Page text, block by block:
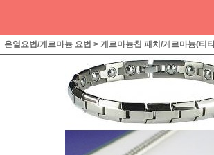
온열요법/게르마늄 요법 > 게르마늄칩 패치/게르마늄(티